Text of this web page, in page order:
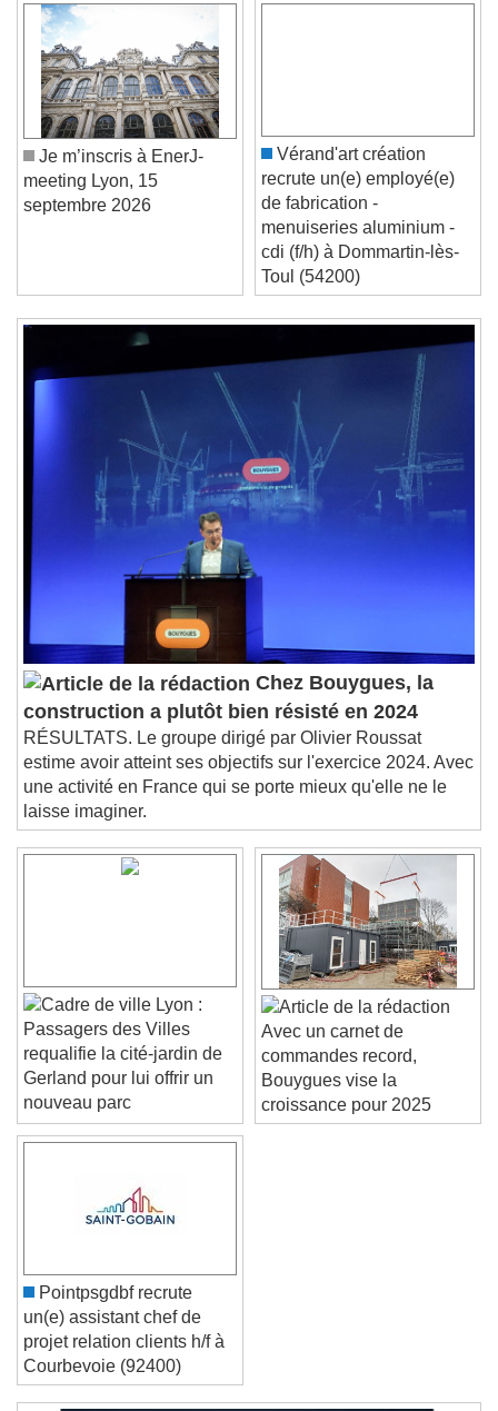
Video Player is loading.
Play Video
Play
Skip Backward
Skip Forward
Unmute
Current Time
/
Seek to live, currently behind liveLIVE
Remaining Time-0:00
Chapters
Chapters
Descriptions
descriptions off, selected
subtitles settings, opens subtitles
subtitles off, selected
Audio Track
Picture-in-Picture
Fullscreen
This is a modal window.
Beginning of dialog window. Escape will cancel
and close the window.
Text
Color Opacity
Text Background
Caption Area Background
Color
Font Size
Text Edge Style
Font Family
Close Modal Dialog
End of dialog window.
Je m’inscris à EnerJ-
meeting Lyon, 15
Vérand'art création
recrute un(e) employé(e)
de fabrication -
menuiseries aluminium -
cdi (f/h) à Dommartin-lès-
Toul (54200)
Chez Bouygues, la
construction a plutôt bien résisté en 2024
RÉSULTATS. Le groupe dirigé par Olivier Roussat
estime avoir atteint ses objectifs sur l'exercice 2024. Avec
une activité en France qui se porte mieux qu'elle ne le
laisse imaginer.
Lyon :
Passagers des Villes
requalifie la cité-jardin de
Gerland pour lui offrir un
nouveau parc
Avec un carnet de
commandes record,
Bouygues vise la
croissance pour 2025
Pointpsgdbf recrute
un(e) assistant chef de
projet relation clients h/f à
Courbevoie (92400)